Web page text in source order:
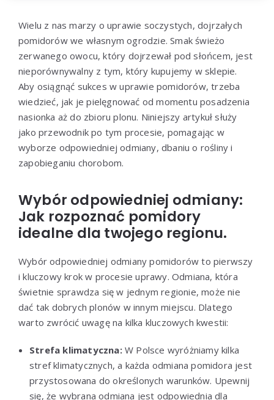
Wielu z nas marzy o uprawie soczystych, dojrzałych
pomidorów we własnym ogrodzie. Smak świeżo
zerwanego owocu, który dojrzewał pod słońcem, jest
nieporównywalny z tym, który kupujemy w sklepie.
Aby osiągnąć sukces w uprawie pomidorów, trzeba
wiedzieć, jak je pielęgnować od momentu posadzenia
nasionka aż do zbioru plonu. Niniejszy artykuł służy
jako przewodnik po tym procesie, pomagając w
wyborze odpowiedniej odmiany, dbaniu o rośliny i
zapobieganiu chorobom.
Wybór odpowiedniej odmiany:
Jak rozpoznać pomidory
idealne dla twojego regionu.
Wybór odpowiedniej odmiany pomidorów to pierwszy
i kluczowy krok w procesie uprawy. Odmiana, która
świetnie sprawdza się w jednym regionie, może nie
dać tak dobrych plonów w innym miejscu. Dlatego
warto zwrócić uwagę na kilka kluczowych kwestii:
Strefa klimatyczna:W Polsce wyróżniamy kilka
stref klimatycznych, a każda odmiana pomidora jest
przystosowana do określonych warunków. Upewnij
się, że wybrana odmiana jest odpowiednia dla